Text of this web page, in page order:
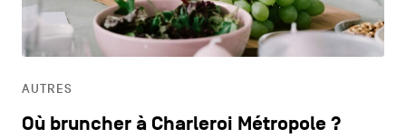
AUTRES
Où bruncher à Charleroi Métropole ?